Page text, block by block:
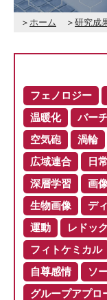
ホーム 研究成
フェノロジー
温暖化
バー
空気砲
渦輪
広域連合
日
深層学習
画
生物画像
デ
運動
レドッ
フィトケミカル
自尊感情
ソ
グループアプロ